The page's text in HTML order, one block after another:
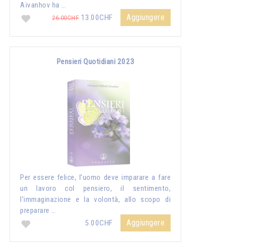
Aïvanhov ha …
26.00CHF 13.00CHF Aggiungere
Pensieri Quotidiani 2023
Per essere felice, l’uomo deve imparare a fare
un lavoro col pensiero, il sentimento,
l’immaginazione e la volontà, allo scopo di
preparare …
5.00CHF
Aggiungere